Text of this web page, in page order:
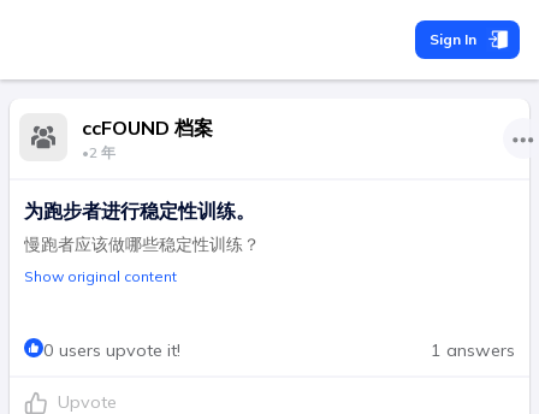
Sign In
ccFOUND 档案
•2 年
为跑步者进行稳定性训练。
慢跑者应该做哪些稳定性训练？
Show original content
0 users upvote it! 1 answers
Upvote